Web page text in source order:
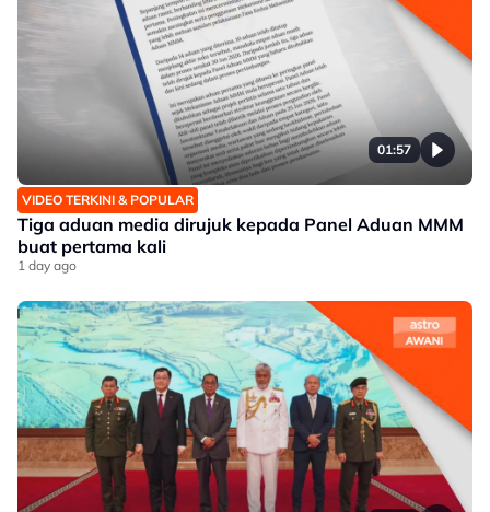
01:57
VIDEO TERKINI & POPULAR
Tiga aduan media dirujuk kepada Panel Aduan MMM
buat pertama kali
1 day ago